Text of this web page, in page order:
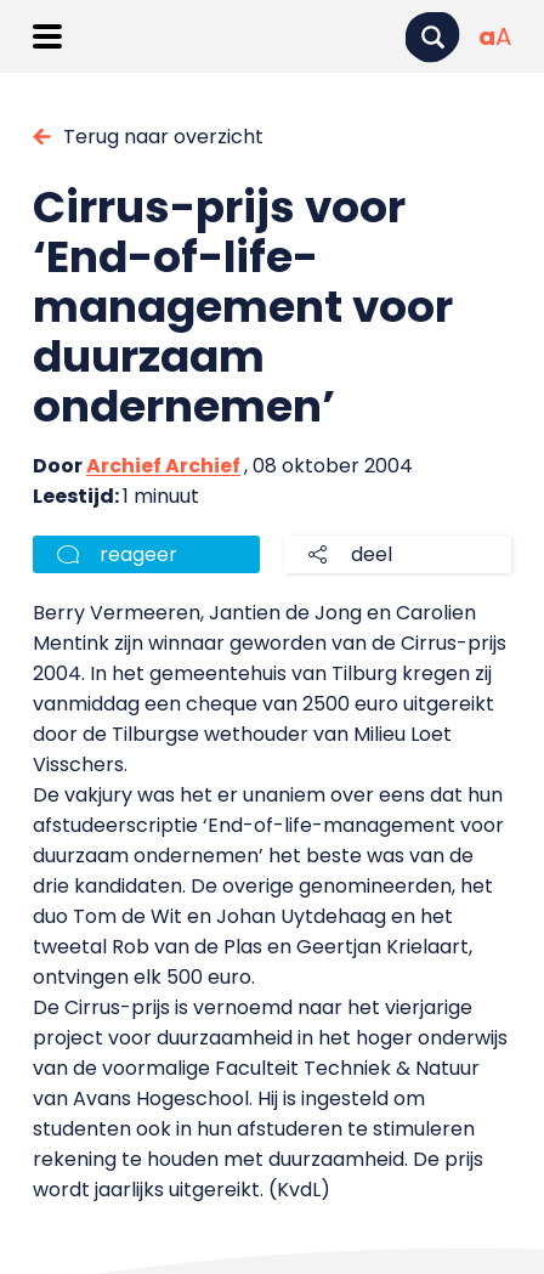
aA
Terug naar overzicht
Cirrus-prijs voor
‘End-of-life-
management voor
duurzaam
ondernemen’
DoorArchief Archief, 08 oktober 2004
Leestijd:1 minuut
reageer deel
Berry Vermeeren, Jantien de Jong en Carolien
Mentink zijn winnaar geworden van de Cirrus-prijs
2004. In het gemeentehuis van Tilburg kregen zij
vanmiddag een cheque van 2500 euro uitgereikt
door de Tilburgse wethouder van Milieu Loet
Visschers.
De vakjury was het er unaniem over eens dat hun
afstudeerscriptie ‘End-of-life-management voor
duurzaam ondernemen’ het beste was van de
drie kandidaten. De overige genomineerden, het
duo Tom de Wit en Johan Uytdehaag en het
tweetal Rob van de Plas en Geertjan Krielaart,
ontvingen elk 500 euro.
De Cirrus-prijs is vernoemd naar het vierjarige
project voor duurzaamheid in het hoger onderwijs
van de voormalige Faculteit Techniek & Natuur
van Avans Hogeschool. Hij is ingesteld om
studenten ook in hun afstuderen te stimuleren
rekening te houden met duurzaamheid. De prijs
wordt jaarlijks uitgereikt. (KvdL)